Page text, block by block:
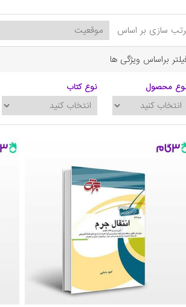
سازی بر اساس
براساس ویژگی ها
محصول نوع کتاب